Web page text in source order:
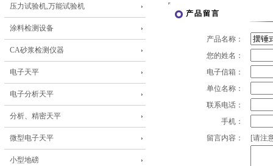
压力试验机,万能试验机
涂料检测设备
CA砂浆检测仪器
电子天平
电子分析天平
分析、精密天平
微型电子天平
小型地磅
产品留言
产品名称：
您的姓名：
电子信箱：
单位名称：
联系电话：
手机：
留言内容：
[请注